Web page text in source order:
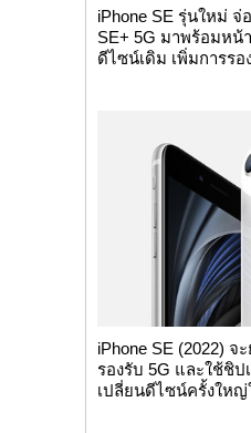
iPhone SE รุ่นใหม่ จ่
SE+ 5G มาพร้อมหน้
ดีไซน์เดิม เพิ่มการรอ
iPhone SE (2022) จ
รองรับ 5G และใช้ชิ
เปลี่ยนดีไซน์ครั้งใหญ่